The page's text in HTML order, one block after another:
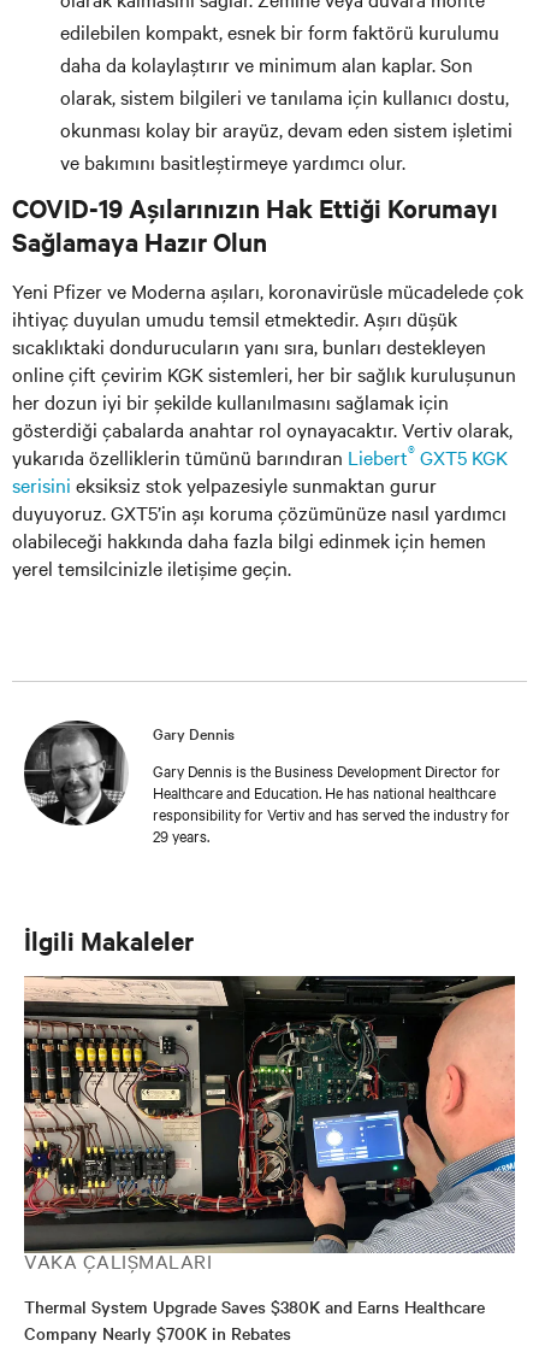
edilebilen kompakt, esnek bir form faktörü kurulumu
daha da kolaylaştırır ve minimum alan kaplar. Son
olarak, sistem bilgileri ve tanılama için kullanıcı dostu,
okunması kolay bir arayüz, devam eden sistem işletimi
ve bakımını basitleştirmeye yardımcı olur.
COVID-19 Aşılarınızın Hak Ettiği Korumayı
Sağlamaya Hazır Olun
Yeni Pfizer ve Moderna aşıları, koronavirüsle mücadelede çok
ihtiyaç duyulan umudu temsil etmektedir. Aşırı düşük
sıcaklıktaki dondurucuların yanı sıra, bunları destekleyen
online çift çevirim KGK sistemleri, her bir sağlık kuruluşunun
her dozun iyi bir şekilde kullanılmasını sağlamak için
gösterdiği çabalarda anahtar rol oynayacaktır. Vertiv olarak,
yukarıda özelliklerin tümünü barındıran Liebert® GXT5 KGK
serisini eksiksiz stok yelpazesiyle sunmaktan gurur
duyuyoruz. GXT5’in aşı koruma çözümünüze nasıl yardımcı
olabileceği hakkında daha fazla bilgi edinmek için hemen
yerel temsilcinizle iletişime geçin.
Gary Dennis
Gary Dennis is the Business Development Director for
Healthcare and Education. He has national healthcare
responsibility for Vertiv and has served the industry for
29 years.
İlgili Makaleler
VAKA ÇALIŞMALARI
Thermal System Upgrade Saves $380K and Earns Healthcare
Company Nearly $700K in Rebates